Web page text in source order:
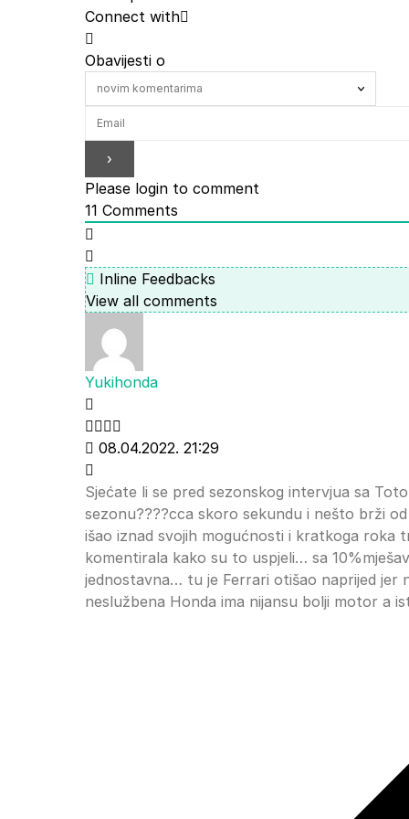
Connect with
Obavijesti o
Please login to comment
11 Comments
Inline Feedbacks
View all comments
Yukihonda
08.04.2022. 21:29
Sjećate li se pred sezonskog intervjua sa
sezonu????cca skoro sekundu i nešto brži
išao iznad svojih mogućnosti i kratkoga roka
komentirala kako su to uspjeli… sa
jednostavna… tu je Ferrari otišao naprijed
neslužbena Honda ima nijansu bolji motor a